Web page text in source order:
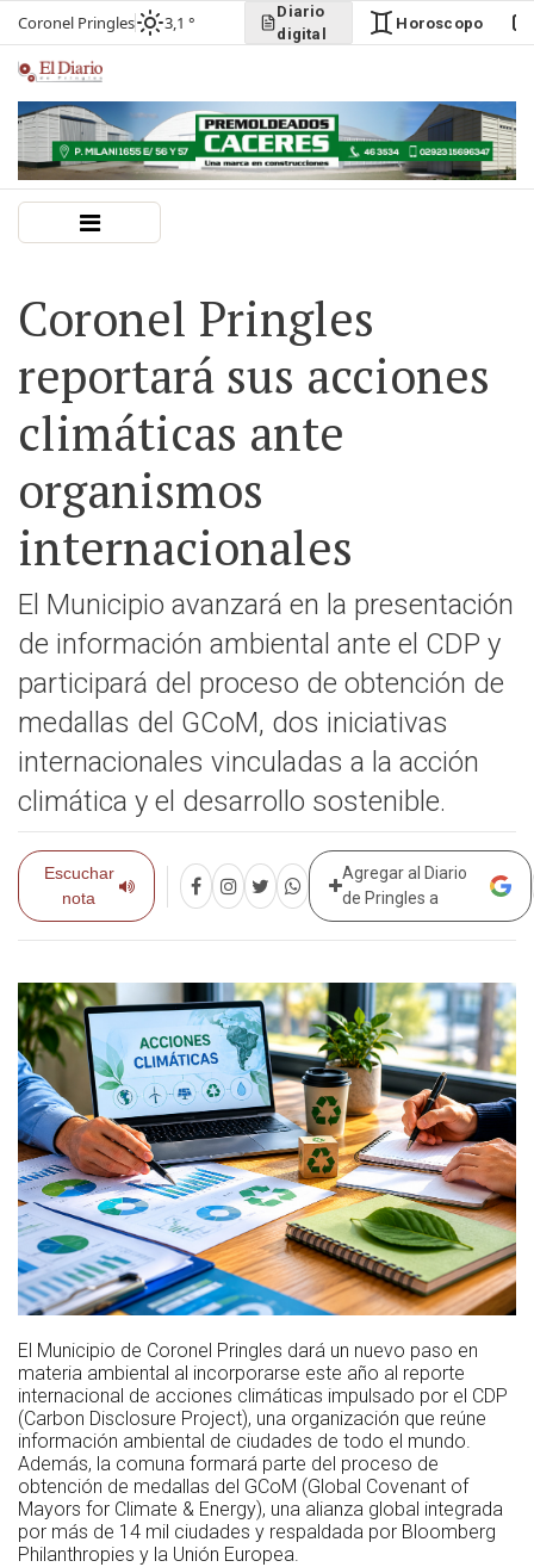
Coronel Pringles 3,1 °
Diario
digital
Horoscopo
Coronel Pringles
reportará sus acciones
climáticas ante
organismos
internacionales
El Municipio avanzará en la presentación
de información ambiental ante el CDP y
participará del proceso de obtención de
medallas del GCoM, dos iniciativas
internacionales vinculadas a la acción
climática y el desarrollo sostenible.
Escuchar
nota
Agregar al Diario
de Pringles a
El Municipio de Coronel Pringles dará un nuevo paso en
materia ambiental al incorporarse este año al reporte
internacional de acciones climáticas impulsado por el CDP
(Carbon Disclosure Project), una organización que reúne
información ambiental de ciudades de todo el mundo.
Además, la comuna formará parte del proceso de
obtención de medallas del GCoM (Global Covenant of
Mayors for Climate & Energy), una alianza global integrada
por más de 14 mil ciudades y respaldada por Bloomberg
Philanthropies y la Unión Europea.